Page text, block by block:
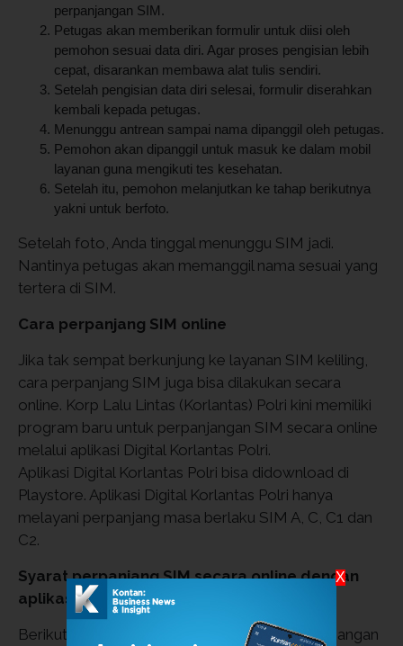
perpanjangan SIM.
Petugas akan memberikan formulir untuk diisi oleh
pemohon sesuai data diri. Agar proses pengisian lebih
cepat, disarankan membawa alat tulis sendiri.
Setelah pengisian data diri selesai, formulir diserahkan
kembali kepada petugas.
Menunggu antrean sampai nama dipanggil oleh petugas.
Pemohon akan dipanggil untuk masuk ke dalam mobil
layanan guna mengikuti tes kesehatan.
Setelah itu, pemohon melanjutkan ke tahap berikutnya
yakni untuk berfoto.
Setelah foto, Anda tinggal menunggu SIM jadi.
Nantinya petugas akan memanggil nama sesuai yang
tertera di SIM.
Cara perpanjang SIM online
Jika tak sempat berkunjung ke layanan SIM keliling,
cara perpanjang SIM juga bisa dilakukan secara
online. Korp Lalu Lintas (Korlantas) Polri kini memiliki
program baru untuk perpanjangan SIM secara online
melalui aplikasi Digital Korlantas Polri.
Aplikasi Digital Korlantas Polri bisa didownload di
Playstore. Aplikasi Digital Korlantas Polri hanya
melayani perpanjang masa berlaku SIM A, C, C1 dan
C2.
Syarat perpanjang SIM secara online dengan
aplikasi Digital Korlantas Polri
Berikut adalah syarat untuk melakukan perpanjangan
X